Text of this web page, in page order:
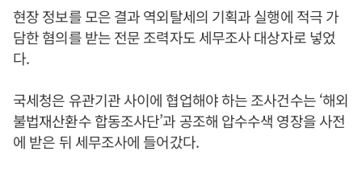
현장 정보를 모은 결과 역외탈세의 기획과 실행에 적극 가
담한 혐의를 받는 전문 조력자도 세무조사 대상자로 넣었
다.
국세청은 유관기관 사이에 협업해야 하는 조사건수는 ‘해외
불법재산환수 합동조사단’과 공조해 압수수색 영장을 사전
에 받은 뒤 세무조사에 들어갔다.